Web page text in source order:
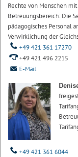
Rechte von Menschen
Betreuungsbereich: Die
pädagogisches Personal
Verwirklichung der
+49 421 361 17270
+49 421 496 2215
E-Mail
+49 421 361 6044